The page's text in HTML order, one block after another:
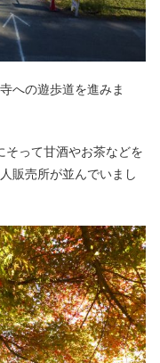
への遊歩道を進みま
そって甘酒やお茶などを
販売所が並んでいまし